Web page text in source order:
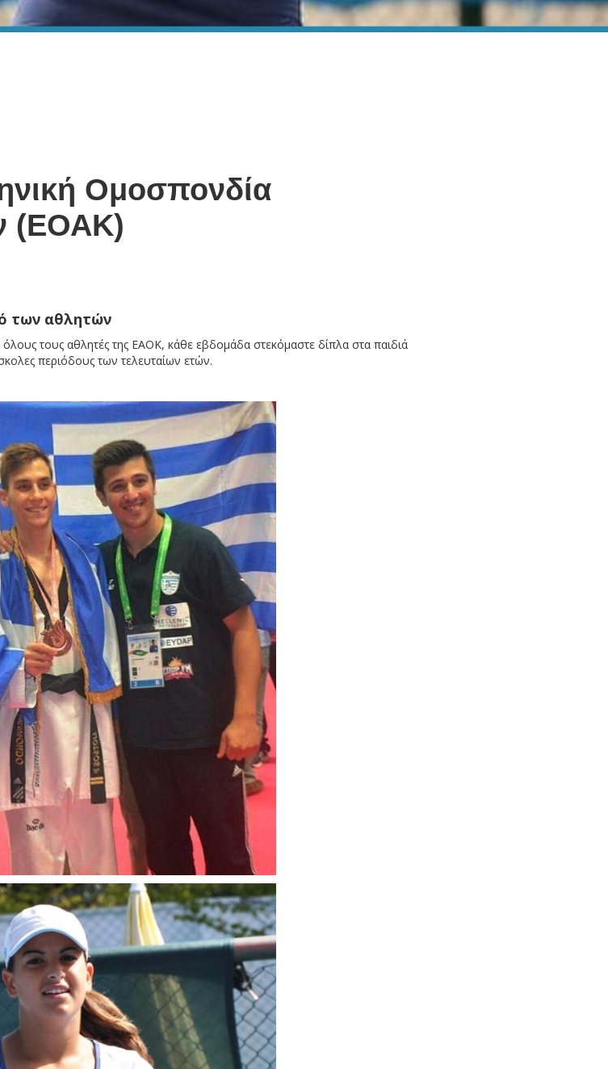
Ομοσπονδία
(ΕΟΑΚ)
των αθλητών
τους αθλητές της ΕΑΟΚ, κάθε εβδομάδα στεκόμαστε δίπλα στα παιδιά
περιόδους των τελευταίων ετών.